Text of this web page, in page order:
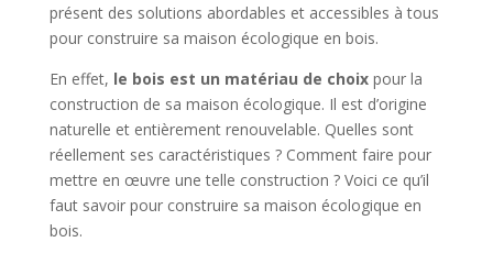
présent des solutions abordables et accessibles à tous
pour construire sa maison écologique en bois.
En effet, le bois est un matériau de choixpour la
construction de sa maison écologique. Il est d’origine
naturelle et entièrement renouvelable. Quelles sont
réellement ses caractéristiques ? Comment faire pour
mettre en œuvre une telle construction ? Voici ce qu’il
faut savoir pour construire sa maison écologique en
bois.